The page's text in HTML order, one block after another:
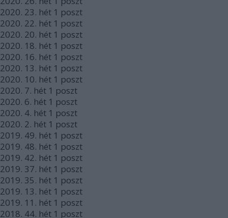
2020. 23. hét 1 poszt
2020. 22. hét 1 poszt
2020. 20. hét 1 poszt
2020. 18. hét 1 poszt
2020. 16. hét 1 poszt
2020. 13. hét 1 poszt
2020. 10. hét 1 poszt
2020. 7. hét 1 poszt
2020. 6. hét 1 poszt
2020. 4. hét 1 poszt
2020. 2. hét 1 poszt
2019. 49. hét 1 poszt
2019. 48. hét 1 poszt
2019. 42. hét 1 poszt
2019. 37. hét 1 poszt
2019. 35. hét 1 poszt
2019. 13. hét 1 poszt
2019. 11. hét 1 poszt
2018. 44. hét 1 poszt